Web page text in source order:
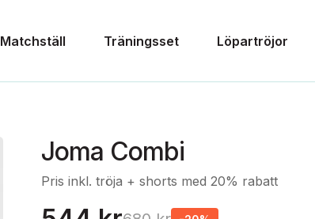
Matchställ Träningsset Löpartröjor
Joma Combi
Pris inkl. tröja + shorts med 20% rabatt